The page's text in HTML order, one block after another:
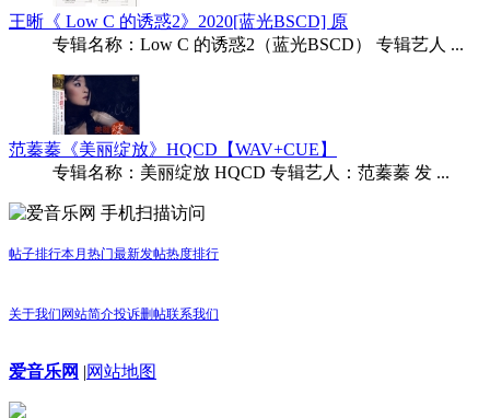
王晰《 Low C 的诱惑2》2020[蓝光BSCD] 原
专辑名称：Low C 的诱惑2（蓝光BSCD） 专辑艺人 ...
范蓁蓁《美丽绽放》HQCD【WAV+CUE】
专辑名称：美丽绽放 HQCD 专辑艺人：范蓁蓁 发 ...
手机扫描访问
帖子排行本月热门最新发帖热度排行
关于我们 网站简介投诉删帖联系我们
爱音乐网 |网站地图